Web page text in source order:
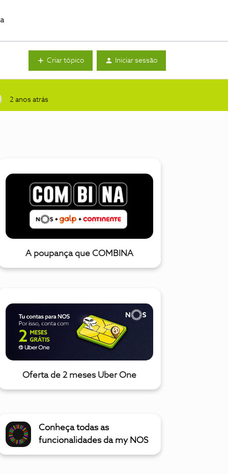
Criar tópico Iniciar sessão
2 anos atrás
A poupança que COMBINA
Oferta de 2 meses Uber One
Conheça todas as
funcionalidades da my NOS